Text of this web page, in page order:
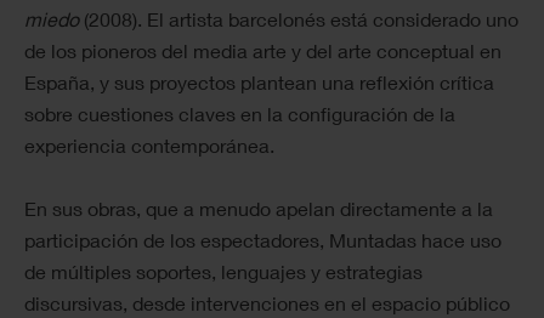
miedo(2008). El artista barcelonés está considerado uno
de los pioneros del media arte y del arte conceptual en
España, y sus proyectos plantean una reflexión crítica
sobre cuestiones claves en la configuración de la
experiencia contemporánea.
En sus obras, que a menudo apelan directamente a la
participación de los espectadores, Muntadas hace uso
de múltiples soportes, lenguajes y estrategias
discursivas, desde intervenciones en el espacio público